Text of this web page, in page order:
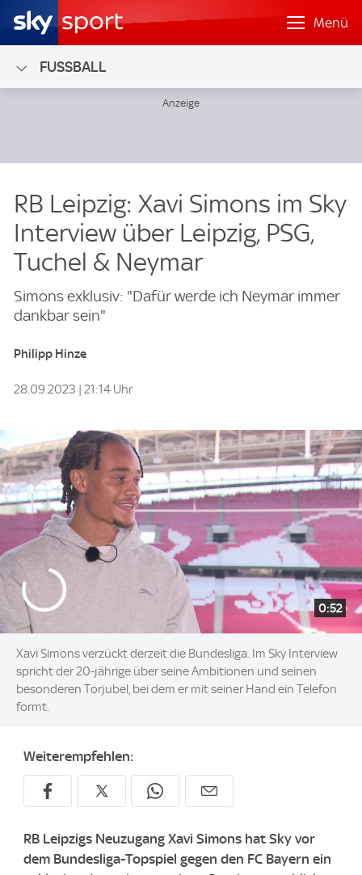
Menü
FUSSBALL
RB Leipzig: Xavi Simons im Sky
Interview über Leipzig, PSG,
Tuchel & Neymar
Simons exklusiv: "Dafür werde ich Neymar immer
dankbar sein"
Philipp Hinze
28.09.2023 | 21:14 Uhr
0:52
Xavi Simons verzückt derzeit die Bundesliga. Im Sky Interview
spricht der 20-jährige über seine Ambitionen und seinen
besonderen Torjubel, bei dem er mit seiner Hand ein Telefon
formt.
Weiterempfehlen:
RB Leipzigs Neuzugang Xavi Simons hat Sky vor
dem Bundesliga-Topspiel gegen den FC Bayern ein